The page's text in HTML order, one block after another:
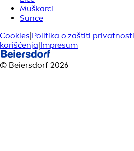
Muškarci
Sunce
Cookies|Politika o zaštiti privatnosti
korišćenja|Impresum
© Beiersdorf 2026